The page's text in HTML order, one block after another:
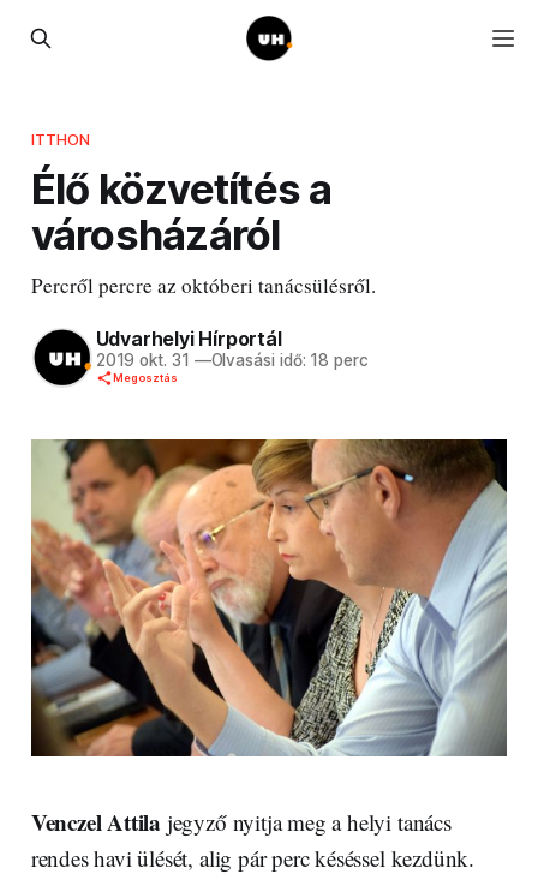
ITTHON
Élő közvetítés a
városházáról
Percről percre az októberi tanácsülésről.
Udvarhelyi Hírportál
2019 okt. 31 —Olvasási idő: 18 perc
Megosztás
Venczel Attila jegyző nyitja meg a helyi tanács
rendes havi ülését, alig pár perc késéssel kezdünk.